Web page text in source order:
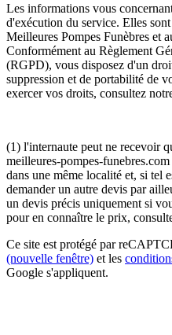
Les informations vous
d'exécution du service. Elles
Meilleures Pompes Funèbres et
Conformément au Règlement
(RGPD), vous disposez d'un
suppression et de portabilité de
exercer vos droits, consultez
(1) l'internaute peut ne recevoir
meilleures-pompes-
dans une même localité et, si tel
demander un autre devis par
un devis précis uniquement si
pour en connaître le prix,
Ce site est protégé par
(nouvelle fenêtre) et les
Google s'appliquent.